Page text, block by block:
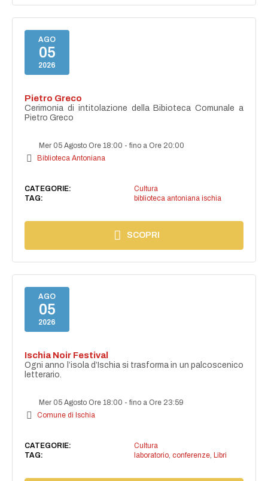
AGO
05
2026
Pietro Greco
Cerimonia di intitolazione della Bibioteca Comunale a
Pietro Greco
Mer 05 Agosto Ore 18:00 -fino a Ore 20:00
Biblioteca Antoniana
CATEGORIE:
Cultura
TAG:
biblioteca antoniana ischia
SCOPRI
AGO
05
2026
Ischia Noir Festival
Ogni anno l’isola d’Ischia si trasforma in un palcoscenico
letterario.
Mer 05 Agosto Ore 18:00 -fino a Ore 23:59
Comune di Ischia
CATEGORIE:
Cultura
TAG:
laboratorio, conferenze, Libri